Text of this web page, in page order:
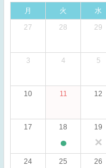
月
火 水
27
28 29
3 4 5
10 11 12
17 18
●
19
×
24 25 26